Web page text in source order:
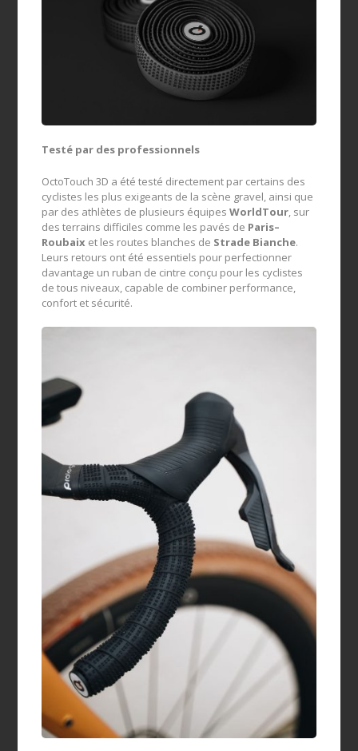
Testé par des professionnels
OctoTouch 3D a été testé directement par certains des
cyclistes les plus exigeants de la scène gravel, ainsi que
par des athlètes de plusieurs équipesWorldTour, sur
des terrains difficiles comme les pavés de Paris–
Roubaix et les routes blanches de Strade Bianche.
Leurs retours ont été essentiels pour perfectionner
davantage un ruban de cintre conçu pour les cyclistes
de tous niveaux, capable de combiner performance,
confort et sécurité.